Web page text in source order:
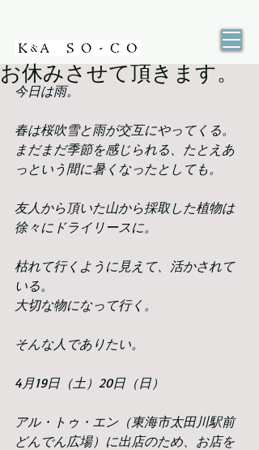
お休みさせて頂きます。
今日は雨。
春は桜吹雪と雨が交互にやってくる。
まだまだ季節を感じられる、たとえあ
っという間に暑くなったとしても。
友人から頂いた山から採取した植物は
徐々にドライリースに。
枯れて行くように見えて、活かされて
いる。
大切な物になって行く。
そんな人でありたい。
4月19日（土）20日（日）
アル・トゥ・エン（東海市太田川駅前
どんでん広場）に出店のため、お店を